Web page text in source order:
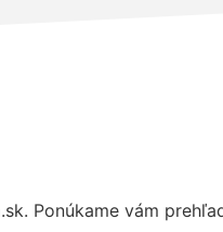
Ponúkame vám